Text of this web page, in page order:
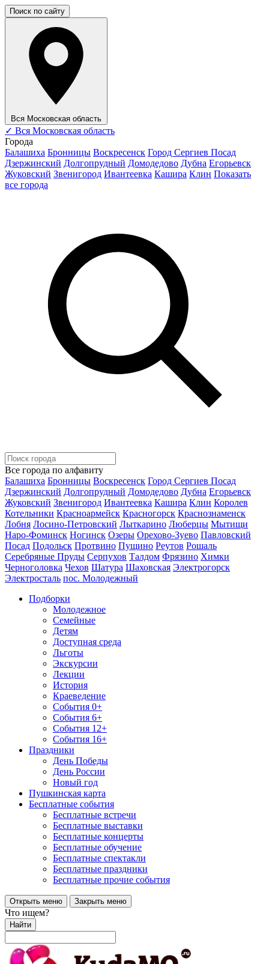
Поиск по сайту
Вся Московская область
✓ Вся Московская область
Города
Балашиха Бронницы Воскресенск Город Сергиев Посад
Дзержинский Долгопрудный Домодедово Дубна Егорьевск
Жуковский Звенигород Ивантеевка Кашира Клин Показать
все города
Все города по алфавиту
Балашиха Бронницы Воскресенск Город Сергиев Посад
Дзержинский Долгопрудный Домодедово Дубна Егорьевск
Жуковский Звенигород Ивантеевка Кашира Клин Королев
Котельники Красноармейск Красногорск Краснознаменск
Лобня Лосино-Петровский Лыткарино Люберцы Мытищи
Наро-Фоминск Ногинск Озеры Орехово-Зуево Павловский
Посад Подольск Протвино Пущино Реутов Рошаль
Серебряные Пруды Серпухов Талдом Фрязино Химки
Черноголовка Чехов Шатура Шаховская Электрогорск
Электросталь пос. Молодежный
Подборки
Молодежное
Семейные
Детям
Доступная среда
Льготы
Экскурсии
Лекции
История
Краеведение
События 0+
События 6+
События 12+
События 16+
Праздники
День Победы
День России
Новый год
Пушкинская карта
Бесплатные события
Бесплатные встречи
Бесплатные выставки
Бесплатные концерты
Бесплатные обучение
Бесплатные спектакли
Бесплатные праздники
Бесплатные прочие события
Открыть меню Закрыть меню
Что ищем?
Найти